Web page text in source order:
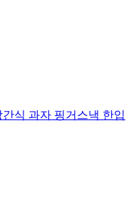
식 과자 핑거스낵 한입